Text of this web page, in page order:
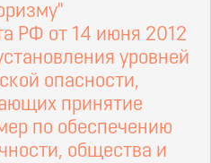
РФ от 14 июня 2012
уровней
опасности,
принятие
по обеспечению
общества и